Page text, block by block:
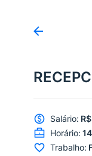
Salário:
Horário:
Trabalho: